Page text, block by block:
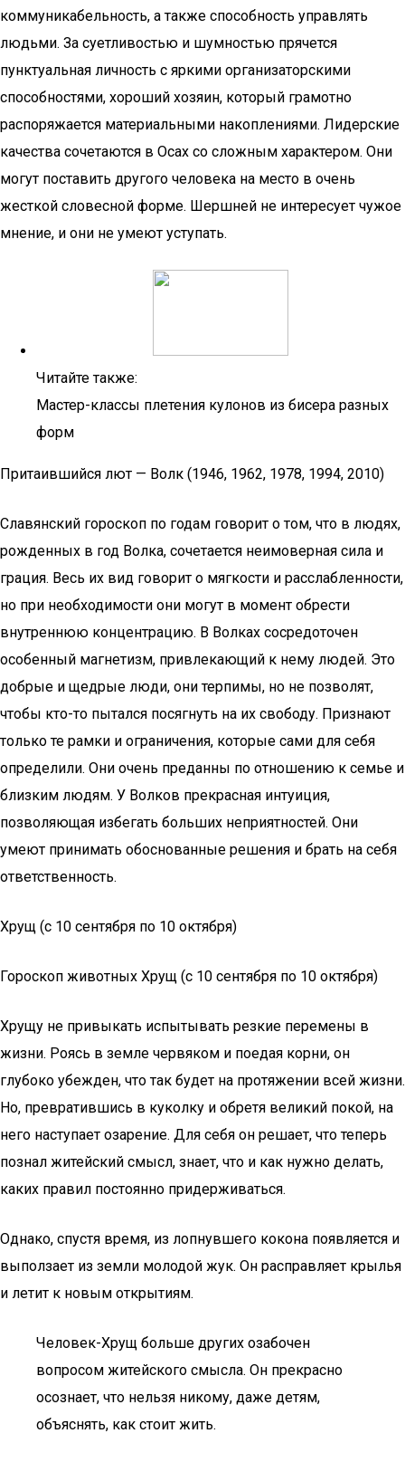
коммуникабельность, а также способность управлять
людьми. За суетливостью и шумностью прячется
пунктуальная личность с яркими организаторскими
способностями, хороший хозяин, который грамотно
распоряжается материальными накоплениями. Лидерские
качества сочетаются в Осах со сложным характером. Они
могут поставить другого человека на место в очень
жесткой словесной форме. Шершней не интересует чужое
мнение, и они не умеют уступать.
Читайте также:
Мастер-классы плетения кулонов из бисера разных
форм
Притаившийся лют — Волк (1946, 1962, 1978, 1994, 2010)
Славянский гороскоп по годам говорит о том, что в людях,
рожденных в год Волка, сочетается неимоверная сила и
грация. Весь их вид говорит о мягкости и расслабленности,
но при необходимости они могут в момент обрести
внутреннюю концентрацию. В Волках сосредоточен
особенный магнетизм, привлекающий к нему людей. Это
добрые и щедрые люди, они терпимы, но не позволят,
чтобы кто-то пытался посягнуть на их свободу. Признают
только те рамки и ограничения, которые сами для себя
определили. Они очень преданны по отношению к семье и
близким людям. У Волков прекрасная интуиция,
позволяющая избегать больших неприятностей. Они
умеют принимать обоснованные решения и брать на себя
ответственность.
Хрущ (с 10 сентября по 10 октября)
Гороскоп животных Хрущ (с 10 сентября по 10 октября)
Хрущу не привыкать испытывать резкие перемены в
жизни. Роясь в земле червяком и поедая корни, он
глубоко убежден, что так будет на протяжении всей жизни.
Но, превратившись в куколку и обретя великий покой, на
него наступает озарение. Для себя он решает, что теперь
познал житейский смысл, знает, что и как нужно делать,
каких правил постоянно придерживаться.
Однако, спустя время, из лопнувшего кокона появляется и
выползает из земли молодой жук. Он расправляет крылья
и летит к новым открытиям.
Человек-Хрущ больше других озабочен
вопросом житейского смысла. Он прекрасно
осознает, что нельзя никому, даже детям,
объяснять, как стоит жить.